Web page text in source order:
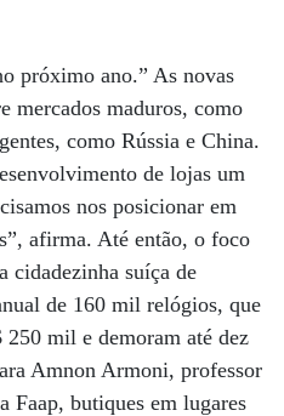
próximo ano.” As novas
mercados maduros, como
como Rússia e China.
de lojas um
nos posicionar em
afirma. Até então, o foco
cidadezinha suíça de
de 160 mil relógios, que
mil e demoram até dez
Amnon Armoni, professor
Faap, butiques em lugares